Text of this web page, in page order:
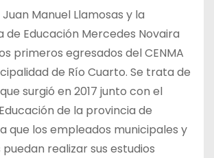
Manuel Llamosas y la
de Educación Mercedes Novaira
primeros egresados del CENMA
de Río Cuarto. Se trata de
surgió en 2017 junto con el
de la provincia de
que los empleados municipales y
realizar sus estudios